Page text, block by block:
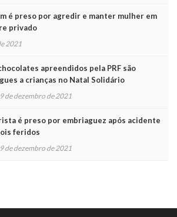
é preso por agredir e manter mulher em
privado
2021
apreendidos pela PRF são
a crianças no Natal Solidário
de dezembro de 2021
é preso por embriaguez após acidente
feridos
de dezembro de 2021